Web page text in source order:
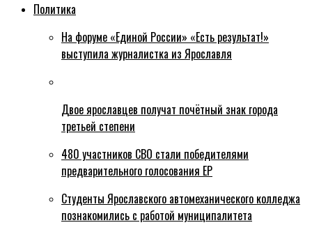
Политика
На форуме «Единой России» «Есть результат!»
выступила журналистка из Ярославля
Двое ярославцев получат почётный знак города
третьей степени
480 участников СВО стали победителями
предварительного голосования ЕР
Студенты Ярославского автомеханического колледжа
познакомились с работой муниципалитета